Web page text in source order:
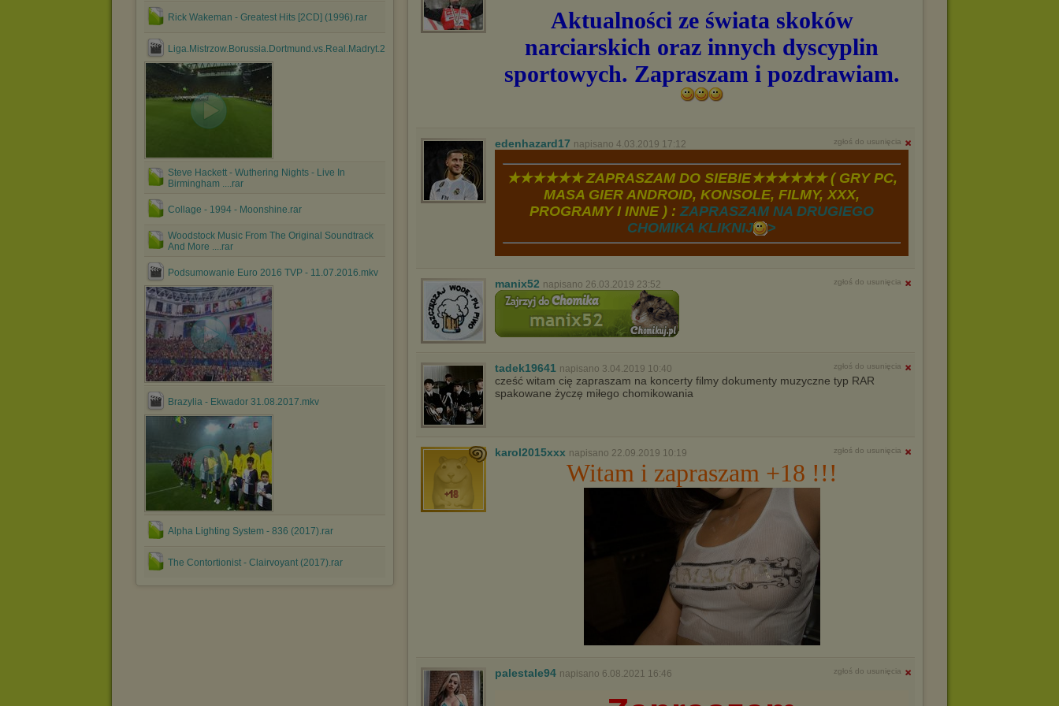
Rick Wakeman - Greatest Hits [2CD] (1996).rar
Liga.Mistrzow.Borussia.Dortmund.vs.Real.Madryt.24.04.2....avi
Steve Hackett - Wuthering Nights - Live In
Birmingham ....rar
Collage - 1994 - Moonshine.rar
Woodstock Music From The Original Soundtrack
And More ....rar
Podsumowanie Euro 2016 TVP - 11.07.2016.mkv
Brazylia - Ekwador 31.08.2017.mkv
Alpha Lighting System - 836 (2017).rar
The Contortionist - Clairvoyant (2017).rar
Aktualności ze świata skoków
narciarskich oraz innych dyscyplin
sportowych. Zapraszam i pozdrawiam.
edenhazard17 napisano 4.03.2019 17:12 zgłoś do usunięcia
★★★★★★ ZAPRASZAM DO SIEBIE★★★★★★ ( GRY PC,
MASA GIER ANDROID, KONSOLE, FILMY, XXX,
PROGRAMY I INNE ) :ZAPRASZAM NA DRUGIEGO
CHOMIKA KLIKNIJ
>
manix52 napisano 26.03.2019 23:52 zgłoś do usunięcia
tadek19641 napisano 3.04.2019 10:40 zgłoś do usunięcia
cześć witam cię zapraszam na koncerty filmy dokumenty muzyczne typ RAR
spakowane życzę miłego chomikowania
karol2015xxx napisano 22.09.2019 10:19 zgłoś do usunięcia
Witam i zapraszam +18 !!!
palestale94 napisano 6.08.2021 16:46 zgłoś do usunięcia